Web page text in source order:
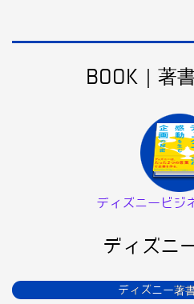
BOOK｜著
ディズニービジ
ディズニ
ディズニー著